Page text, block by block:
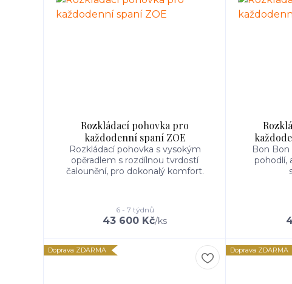
Rozkládací pohovka pro
každodenní spaní ZOE
Rozkládací pohovka s vysokým
opěradlem s rozdílnou tvrdostí
čalounění, pro dokonalý komfort.
43 600 Kč/ks
6 - 7 týdnů
Bon
pohodlí,
Doprava ZDARMA Doprava ZDARMA